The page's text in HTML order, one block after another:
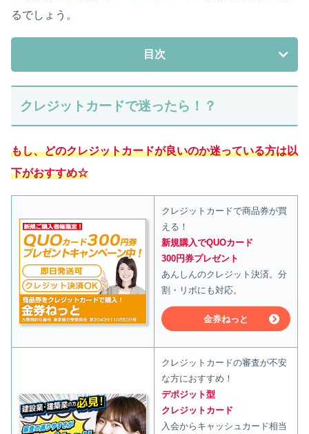
るでしょう。
目次
クレジットカードで迷ったら！？
もし、どのクレジットカードが良いのか迷っている方は以
下がおすすめ☆
クレジットカードで商品券が買
える！
新規購入でQUOカード
300円券プレゼント
あんしんのクレジット決済。分
割・リボにも対応。
金券ねっと
クレジットカードの審査が不安
な方におすすめ！
デポジット型
クレジットカード
入会からキャッシュカード相当